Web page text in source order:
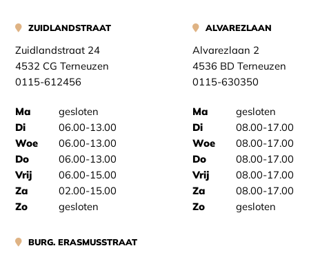
ZUIDLANDSTRAAT
Zuidlandstraat 24
4532 CG Terneuzen
0115-612456
Ma
Di
Woe
Do
Vrij
Za
Zo
gesloten
06.00-13.00
06.00-13.00
06.00-13.00
06.00-15.00
02.00-15.00
gesloten
ALVAREZLAAN
Alvarezlaan 2
4536 BD Terneuzen
0115-630350
Ma
Di
Woe
Do
Vrij
Za
Zo
gesloten
08.00-17.00
08.00-17.00
08.00-17.00
08.00-17.00
08.00-17.00
gesloten
BURG. ERASMUSSTRAAT